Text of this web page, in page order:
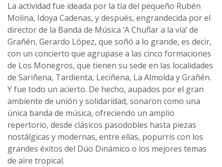
La actividad fue ideada por la tía del pequeño Rubén
Molina, Idoya Cadenas, y después, engrandecida por el
director de la Banda de Música ‘A Chuflar a la vía’ de
Grañén, Gerardo López, que soñó a lo grande, es decir,
con un concierto que agrupase a las cinco formaciones
de Los Monegros, que tienen su sede en las localidades
de Sariñena, Tardienta, Leciñena, La Almolda y Grañén.
Y fue todo un acierto. De hecho, aupados por el gran
ambiente de unión y solidaridad, sonaron como una
única banda de música, ofreciendo un amplio
repertorio, desde clásicos pasodobles hasta piezas
nostálgicas y modernas, entre ellas, popurrís con los
grandes éxitos del Dúo Dinámico o los mejores temas
de aire tropical.